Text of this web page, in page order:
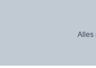
Alles